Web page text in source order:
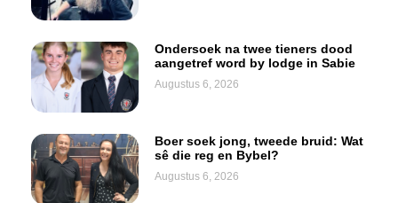
Ondersoek na twee tieners dood
aangetref word by lodge in Sabie
Augustus 6, 2026
Boer soek jong, tweede bruid: Wat
sê die reg en Bybel?
Augustus 6, 2026